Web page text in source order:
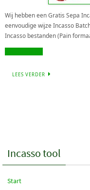
Wij hebben een Gratis Sepa
eenvoudige wijze Incasso
Incasso bestanden (Pain
LEES VERDER
Incasso tool
Start